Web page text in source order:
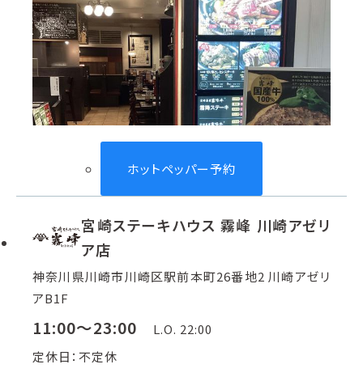
ホットペッパー予約
宮崎ステーキハウス 霧峰 川崎アゼリ
ア店
神奈川県川崎市川崎区駅前本町26番地2 川崎アゼリ
アB1F
11:00～23:00
L.O. 22:00
定休日：不定休